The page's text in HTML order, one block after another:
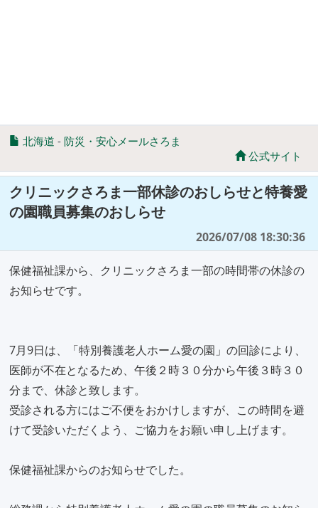
北海道 - 防災・安心メールさろま
公式サイト
クリニックさろま一部休診のおしらせと特養愛
の園職員募集のおしらせ
2026/07/08 18:30:36
保健福祉課から、クリニックさろま一部の時間帯の休診の
お知らせです。
7月9日は、「特別養護老人ホーム愛の園」の回診により、
医師が不在となるため、午後２時３０分から午後３時３０
分まで、休診と致します。
受診される方にはご不便をおかけしますが、この時間を避
けて受診いただくよう、ご協力をお願い申し上げます。
保健福祉課からのお知らせでした。